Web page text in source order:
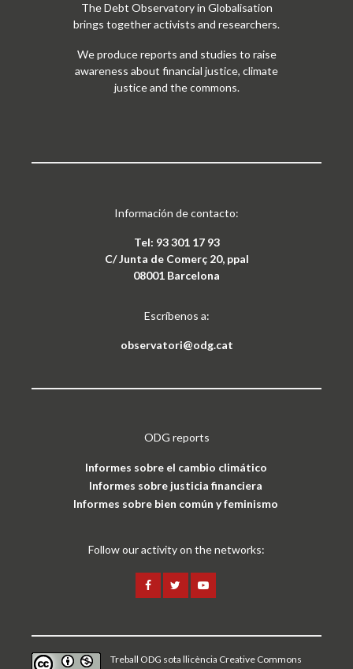
The Debt Observatory in Globalisation
brings together activists and researchers.
We produce reports and studies to raise
awareness about financial justice, climate
justice and the commons.
Información de contacto:
Tel: 93 301 17 93
C/ Junta de Comerç 20, ppal
08001 Barcelona
Escríbenos a:
observatori@odg.cat
ODG reports
Informes sobre el cambio climático
Informes sobre justicia financiera
Informes sobre bien común y feminismo
Follow our activity on the networks:
Treball ODG sota llicència Creative Commons